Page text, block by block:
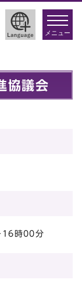
toggle
メニュー
協議会
16時00分